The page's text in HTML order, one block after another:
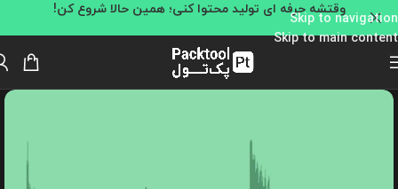
Skip to navigation
Skip to main content
وقتشه حرفه ای تولید محتوا کنی؛ همین حالا شروع کن!